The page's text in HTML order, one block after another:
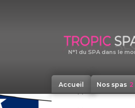
N°1 du SPA dans le
Accueil Nos spas 2